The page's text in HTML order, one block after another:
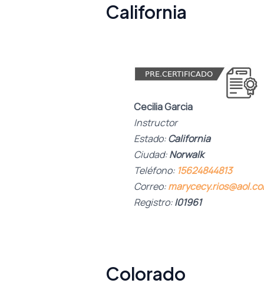
California
Cecilia Garcia
Instructor
Estado:California
Ciudad:Norwalk
Teléfono: 15624844813
Correo:
Registro:I01961
Colorado